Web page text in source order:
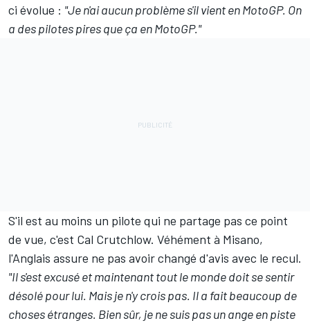
ci évolue : "Je n'ai aucun problème s'il vient en MotoGP. On
a des pilotes pires que ça en MotoGP."
S'il est au moins un pilote qui ne partage pas ce point
de vue, c'est Cal Crutchlow. Véhément à Misano,
l'Anglais assure ne pas avoir changé d'avis avec le recul.
"Il s'est excusé et maintenant tout le monde doit se sentir
désolé pour lui. Mais je n'y crois pas. Il a fait beaucoup de
choses étranges. Bien sûr, je ne suis pas un ange en piste